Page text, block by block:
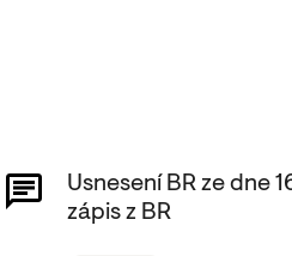
Usnesení BR ze dne
zápis z BR